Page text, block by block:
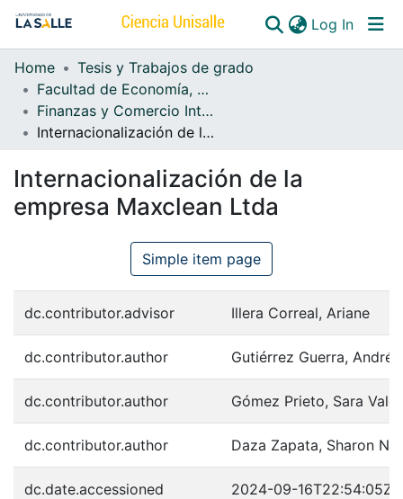
Log In
Communities & Collections
All of DSpace
Home
Tesis y Trabajos de grado
Facultad de Economía, Empresa y Desarrollo Sostenible - FEEDS
Finanzas y Comercio Internacional
Internacionalización de la empresa Maxclean Ltda
Internacionalización de la
empresa Maxclean Ltda
Simple item page
dc.contributor.advisor Illera Correal, Ariane
dc.contributor.author Gutiérrez Guerra,
dc.contributor.author Gómez Prieto, Sara
dc.contributor.author Daza Zapata, Sharon
dc.date.accessioned 2024-09-16T22:54:05Z